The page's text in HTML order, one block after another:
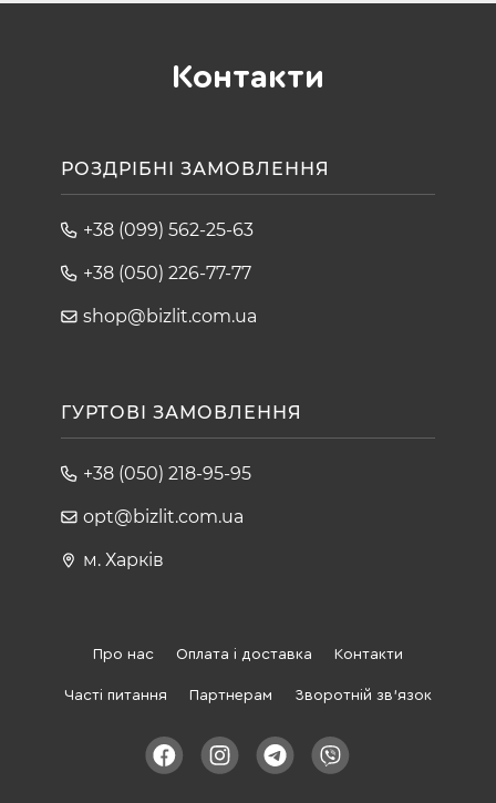
Контакти
РОЗДРІБНІ ЗАМОВЛЕННЯ
+38 (099) 562-25-63
+38 (050) 226-77-77
shop@bizlit.com.ua
ГУРТОВІ ЗАМОВЛЕННЯ
+38 (050) 218-95-95
opt@bizlit.com.ua
м. Харків
Про нас Оплата і доставка Контакти
Часті питання Партнерам Зворотній зв'язок